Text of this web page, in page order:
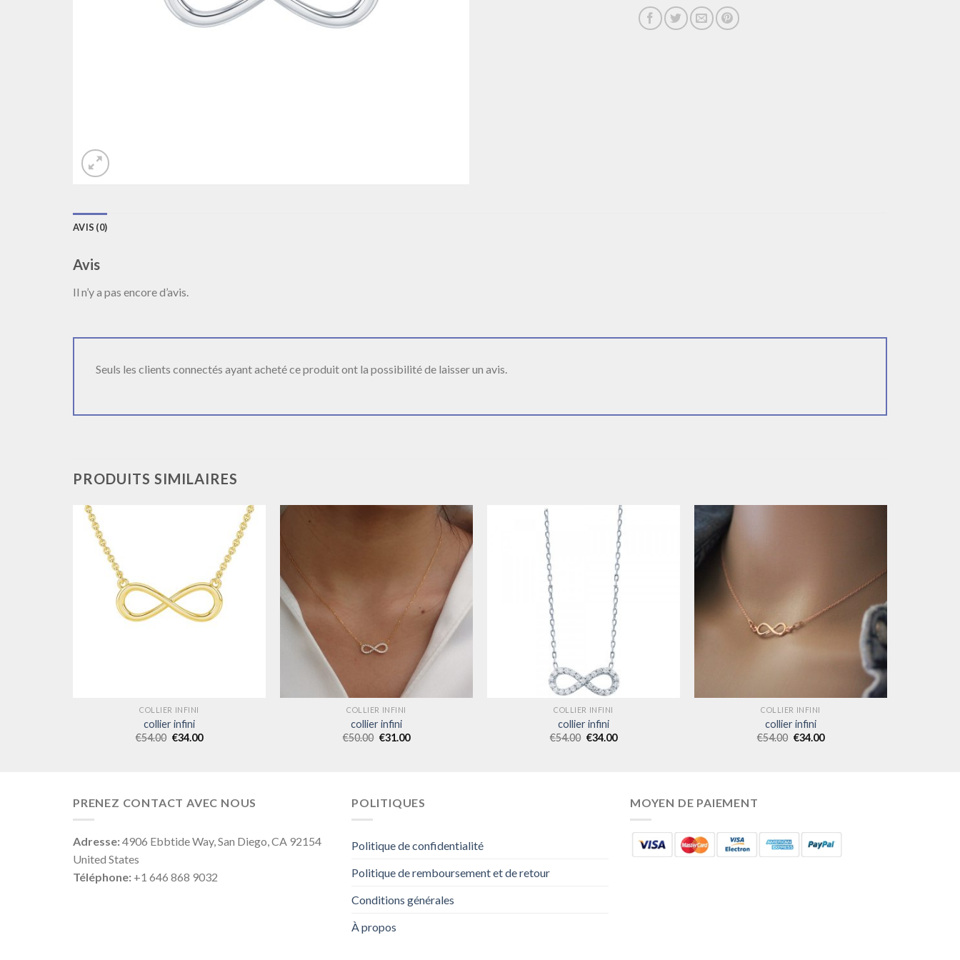
AVIS (0)
Avis
Il n’y a pas encore d’avis.
Seuls les clients connectés ayant acheté ce produit ont la possibilité de laisser un avis.
PRODUITS SIMILAIRES
COLLIER INFINI
collier infini
€54.00 €34.00
COLLIER INFINI
collier infini
€50.00 €31.00
COLLIER INFINI
collier infini
€54.00 €34.00
COLLIER INFINI
collier infini
€54.00 €34.00
PRENEZ CONTACT AVEC NOUS
Adresse:4906 Ebbtide Way, San Diego, CA 92154
United States
Téléphone: +1 646 868 9032
POLITIQUES
Politique de confidentialité
Politique de remboursement et de retour
Conditions générales
À propos
MOYEN DE PAIEMENT